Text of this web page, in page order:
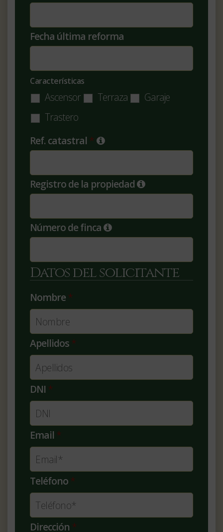
Fecha última reforma
Características
Ascensor Terraza
Garaje
Trastero
Ref. catastral *
Registro de la propiedad
Número de finca
Datos del solicitante
Nombre*
Apellidos*
DNI *
Email *
Teléfono*
Dirección *